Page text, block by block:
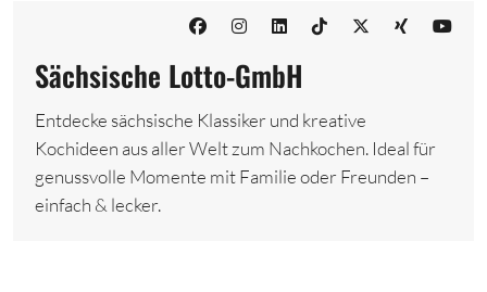
Sächsische Lotto-GmbH
Entdecke sächsische Klassiker und kreative
Kochideen aus aller Welt zum Nachkochen. Ideal für
genussvolle Momente mit Familie oder Freunden –
einfach & lecker.